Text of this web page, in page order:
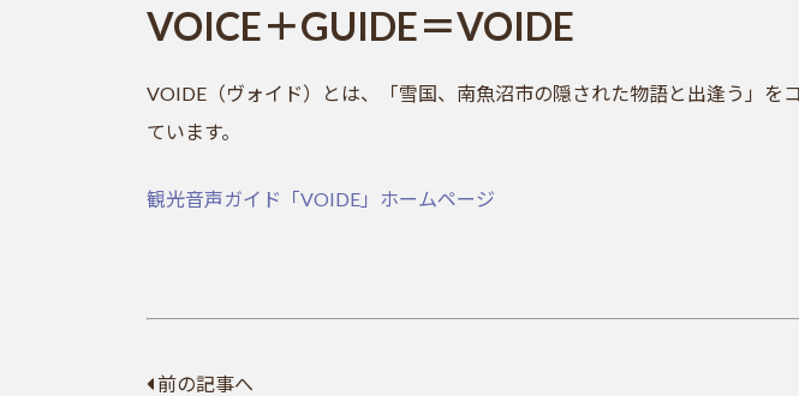
VOICE＋GUIDE＝VOIDE
VOIDE（ヴォイド）とは、「雪国、南魚沼市の隠された物語と出逢う」
ています。
観光音声ガイド「VOIDE」ホームページ
前の記事へ